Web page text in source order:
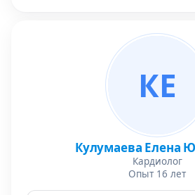
КЕ
Кулумаева Елена
Кардиолог
Опыт 16 лет